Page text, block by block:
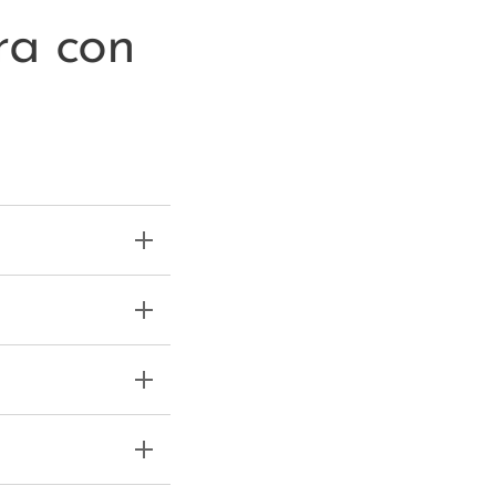
con
preparar
técnico
es